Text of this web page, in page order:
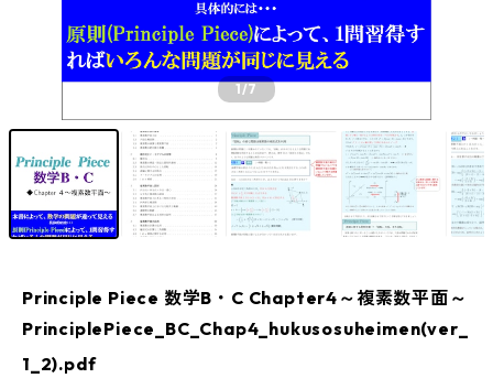
1/7
Principle Piece 数学B・C Chapter4～複素数平面～
PrinciplePiece_BC_Chap4_hukusosuheimen(ver_
1_2).pdf